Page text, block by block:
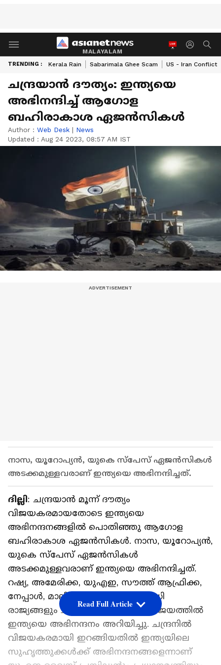
MALAYALAM
TRENDING : Kerala Rain Sabarimala Ghee Scam US - Iran Conflict
ചന്ദ്രയാന്‍ ദൗത്യം: ഇന്ത്യയെ
അഭിനന്ദിച്ച് ആഗോള
ബഹിരാകാശ ഏജന്‍സികള്‍
Author : Web Desk | News
Updated : Aug 24 2023, 08:57 AM IST
നാസ, യൂറോപ്യന്‍, യുകെ സ്‌പേസ് ഏജന്‍സികള്‍
അടക്കമുള്ളവരാണ് ഇന്ത്യയെ അഭിനന്ദിച്ചത്.
ദില്ലി: ചന്ദ്രയാന്‍ മൂന്ന് ദൗത്യം
വിജയകരമായതോടെ ഇന്ത്യയെ
അഭിനന്ദനങ്ങളില്‍ പൊതിഞ്ഞു ആഗോള
ബഹിരാകാശ ഏജന്‍സികള്‍. നാസ, യൂറോപ്യന്‍,
യുകെ സ്‌പേസ് ഏജന്‍സികള്‍
അടക്കമുള്ളവരാണ് ഇന്ത്യയെ അഭിനന്ദിച്ചത്.
റഷ്യ, അമേരിക്ക, യുഎഇ, സൗത്ത് ആഫ്രിക്ക,
നേപ്പാള്‍, മാലി ദ്വീപ് അടക്കം നിരവധി
രാജ്യങ്ങളും ചന്ദ്രയാന്‍ മൂന്നിന്റെ വിജയത്തില്‍
ഇന്ത്യയെ അഭിനന്ദനം അറിയിച്ചു. ചന്ദ്രനില്‍
വിജയകരമായി ഇറങ്ങിയതില്‍ ഇന്ത്യയിലെ
സുഹൃത്തുക്കള്‍ക്ക് അഭിനന്ദനങ്ങളെന്നാണ്
Read Full Article